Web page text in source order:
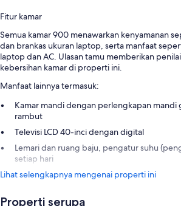
Fitur kamar
Semua kamar 900 menawarkan kenyamanan
dan brankas ukuran laptop, serta manfaat
laptop dan AC. Ulasan tamu memberikan
kebersihan kamar di properti ini.
Manfaat lainnya termasuk:
Kamar mandi dengan perlengkapan
rambut
Televisi LCD 40-inci dengan digital
Lemari dan ruang baju, pengatur suhu
setiap hari
Lihat selengkapnya mengenai properti ini
Properti serupa